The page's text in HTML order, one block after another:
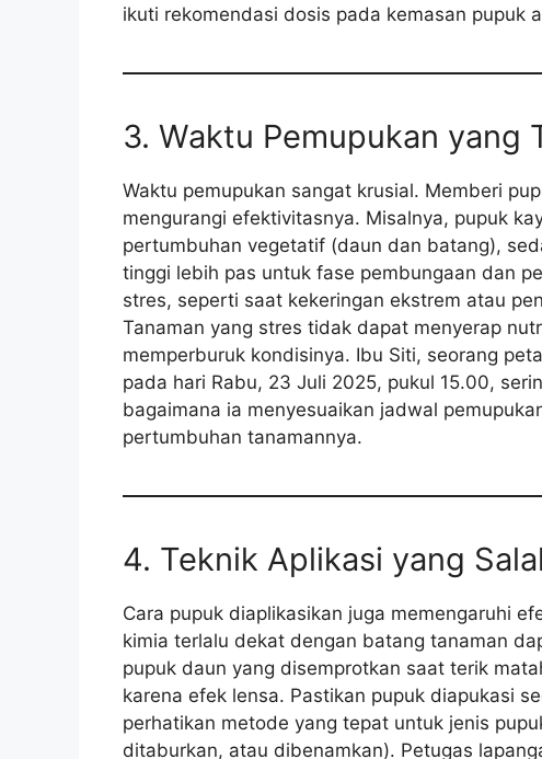
ikuti rekomendasi dosis pada kemasan pupuk
3. Waktu Pemupukan yang
Waktu pemupukan sangat krusial. Memberi
mengurangi efektivitasnya. Misalnya, pupuk
pertumbuhan vegetatif (daun dan batang),
tinggi lebih pas untuk fase pembungaan dan
stres, seperti saat kekeringan ekstrem atau
Tanaman yang stres tidak dapat menyerap
memperburuk kondisinya. Ibu Siti, seorang
pada hari Rabu, 23 Juli 2025, pukul 15.00,
bagaimana ia menyesuaikan jadwal
pertumbuhan tanamannya.
4. Teknik Aplikasi yang
Cara pupuk diaplikasikan juga memengaruhi
kimia terlalu dekat dengan batang tanaman
pupuk daun yang disemprotkan saat terik
karena efek lensa. Pastikan pupuk diapukasi
perhatikan metode yang tepat untuk jenis
ditaburkan, atau dibenamkan). Petugas